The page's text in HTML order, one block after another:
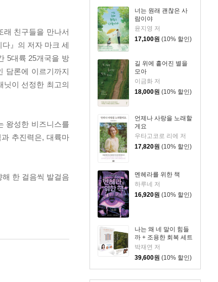
너는 원래 괜찮은 사
람이야
윤지영 저
17,100원 (10% 할인)
길 위에 흩어진 별을
모아
이금화 저
18,000원 (10% 할인)
언제나 사랑을 노래할
게요
우타고코로 리에 저
17,820원 (10% 할인)
멘헤라를 위한 책
하루네 저
16,920원 (10% 할인)
나는 왜 네 말이 힘들
까 + 조용한 회복 세트
박재연 저
39,600원 (10% 할인)
래 친구들을 만나서
』의 저자 마크 세
5대륙 25개국을 방
담론에 이르기까지
닛이 선정한 최고의
왕성한 비즈니스를
추진력은, 대륙마
한 걸음씩 발걸음